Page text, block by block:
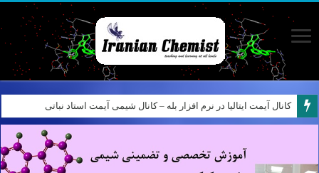
کانال آیمت ایتالیا در نرم افزار بله – کانال شیمی آیمت استاد نباتی